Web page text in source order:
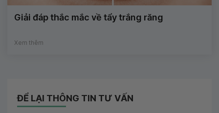
Giải đáp thắc mắc về tẩy trắng răng
Xem thêm
ĐỂ LẠI THÔNG TIN TƯ VẤN